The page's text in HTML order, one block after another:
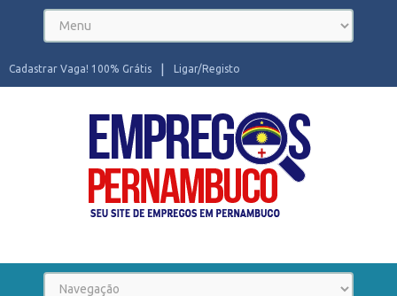
Ligar/Registo
Cadastrar Vaga! 100% Grátis